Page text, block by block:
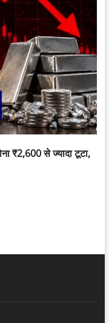
₹2,600 से ज्यादा टूटा,